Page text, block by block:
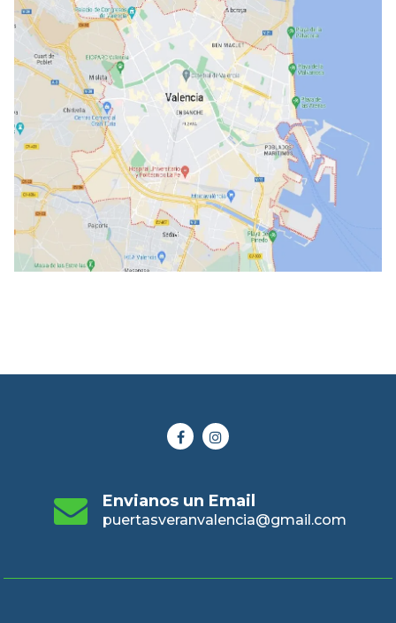
Envianos un Email
puertasveranvalencia@gmail.com